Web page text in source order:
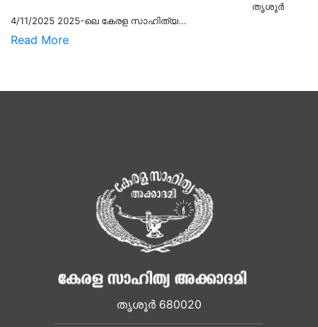
തൃശൂര്‍
4/11/2025 2025-ലെ കേരള സാഹിത്യ...
Read More
തൃശൂർ 680020